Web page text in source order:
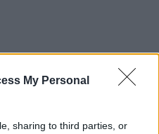
My Personal
sharing to third parties, or